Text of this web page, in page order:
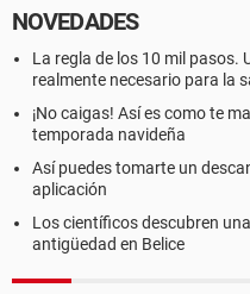
NOVEDADES
La regla de los 10 mil pasos.
realmente necesario para la
¡No caigas! Así es como te
temporada navideña
Así puedes tomarte un
aplicación
Los científicos descubren
antigüedad en Belice